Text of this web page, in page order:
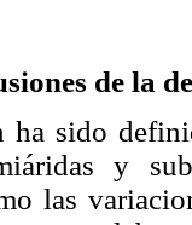
de la
ha sido
y
las